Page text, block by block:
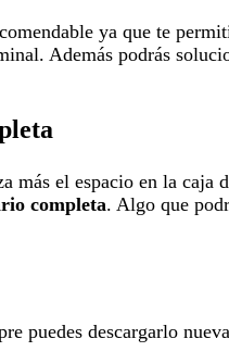
ya que te
Además podrás
más el espacio en la caja
completa. Algo que
puedes descargarlo